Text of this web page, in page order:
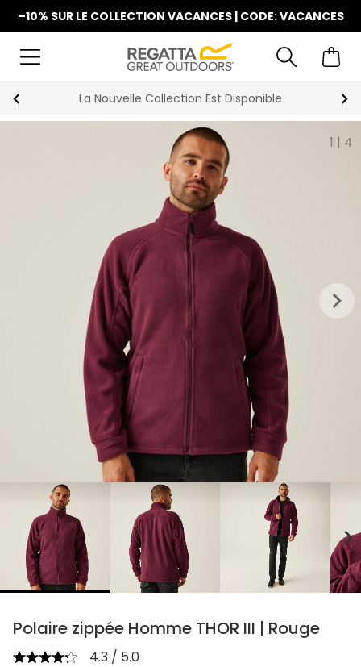
–10% SUR LE COLLECTION VACANCES | CODE: VACANCES
La Nouvelle Collection Est Disponible
1 | 4
keyboard_arrow_right
chevron_right
Polaire zippée Homme THOR III | Rouge
4.3 / 5.0